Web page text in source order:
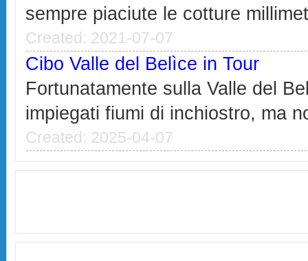
sempre piaciute le cotture
Created: 2021-07-07
Cibo Valle del Belìce in Tour
Fortunatamente sulla Valle del
impiegati fiumi di inchiostro, ma
Created: 2025-04-07